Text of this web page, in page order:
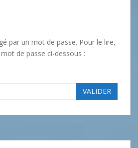
par un mot de passe. Pour le lire,
de passe ci-dessous :
VALIDER